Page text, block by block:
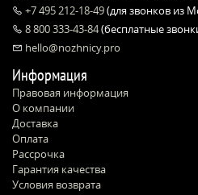
+7 495 212-18-49(для звонков из
8 800 333-43-84(бесплатные
hello@nozhnicy.pro
Информация
Правовая информация
О компании
Доставка
Оплата
Рассрочка
Гарантия качества
Условия возврата